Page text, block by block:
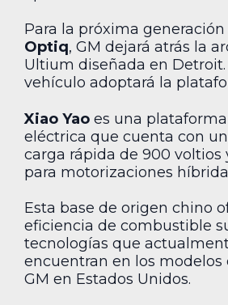
Para la próxima generación
Optiq, GM dejará atrás la
Ultium diseñada en Detroit.
vehículo adoptará la
Xiao Yao es una
eléctrica que cuenta con
carga rápida de 900 voltios
para motorizaciones
Esta base de origen chino
eficiencia de combustible
tecnologías que
encuentran en los modelos
GM en Estados Unidos.